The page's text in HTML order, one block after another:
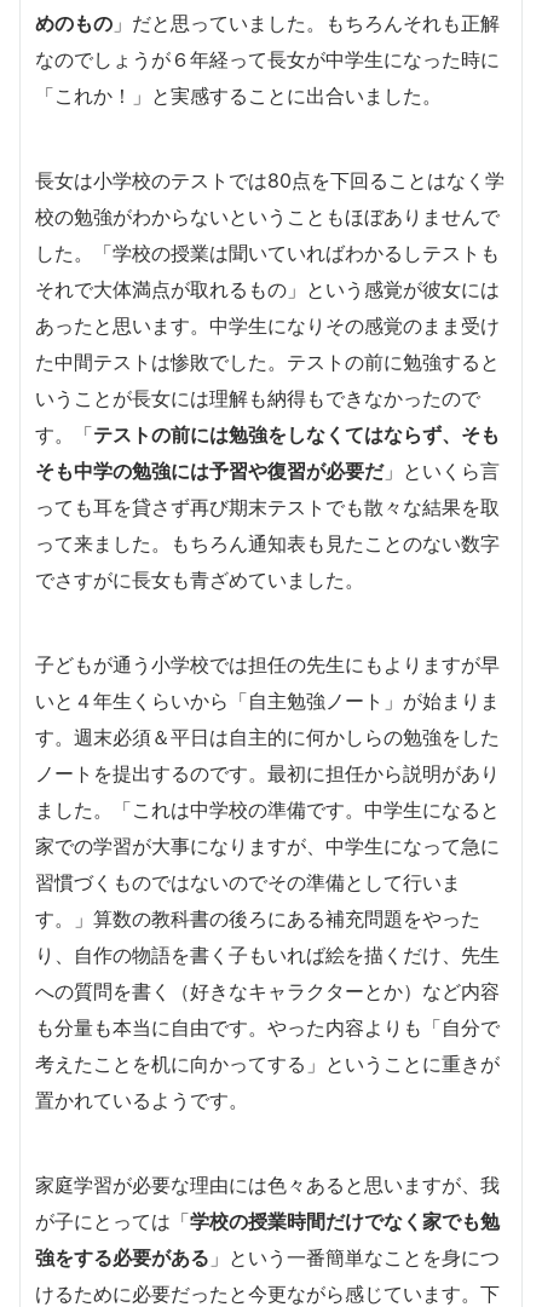
めのもの 」だと思っていました。もちろんそれも正解
なのでしょうが６年経って長女が中学生になった時に
「これか！」と実感することに出合いました。
長女は小学校のテストでは80点を下回ることはなく学
校の勉強がわからないということもほぼありませんで
した。「学校の授業は聞いていればわかるしテストも
それで大体満点が取れるもの」という感覚が彼女には
あったと思います。中学生になりその感覚のまま受け
た中間テストは惨敗でした。テストの前に勉強すると
いうことが長女には理解も納得もできなかったので
す。「テストの前には勉強をしなくてはならず、そも
そも中学の勉強には予習や復習が必要だ」といくら言
っても耳を貸さず再び期末テストでも散々な結果を取
って来ました。もちろん通知表も見たことのない数字
でさすがに長女も青ざめていました。
子どもが通う小学校では担任の先生にもよりますが早
いと４年生くらいから「自主勉強ノート」が始まりま
す。週末必須＆平日は自主的に何かしらの勉強をした
ノートを提出するのです。最初に担任から説明があり
ました。「これは中学校の準備です。中学生になると
家での学習が大事になりますが、中学生になって急に
習慣づくものではないのでその準備として行いま
す。」算数の教科書の後ろにある補充問題をやった
り、自作の物語を書く子もいれば絵を描くだけ、先生
への質問を書く（好きなキャラクターとか）など内容
も分量も本当に自由です。やった内容よりも「自分で
考えたことを机に向かってする」ということに重きが
置かれているようです。
家庭学習が必要な理由には色々あると思いますが、我
が子にとっては「学校の授業時間だけでなく家でも勉
強をする必要がある 」という一番簡単なことを身につ
けるために必要だったと今更ながら感じています。下